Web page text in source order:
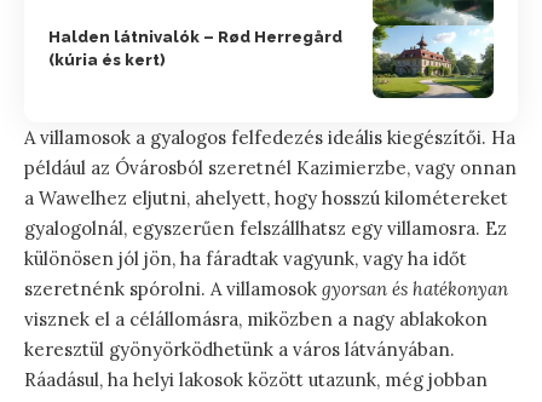
Halden látnivalók – Rød Herregård
(kúria és kert)
A villamosok a gyalogos felfedezés ideális kiegészítői. Ha
például az Óvárosból szeretnél Kazimierzbe, vagy onnan
a Wawelhez eljutni, ahelyett, hogy hosszú kilométereket
gyalogolnál, egyszerűen felszállhatsz egy villamosra. Ez
különösen jól jön, ha fáradtak vagyunk, vagy ha időt
szeretnénk spórolni. A villamosok gyorsan és hatékonyan
visznek el a célállomásra, miközben a nagy ablakokon
keresztül gyönyörködhetünk a város látványában.
Ráadásul, ha helyi lakosok között utazunk, még jobban